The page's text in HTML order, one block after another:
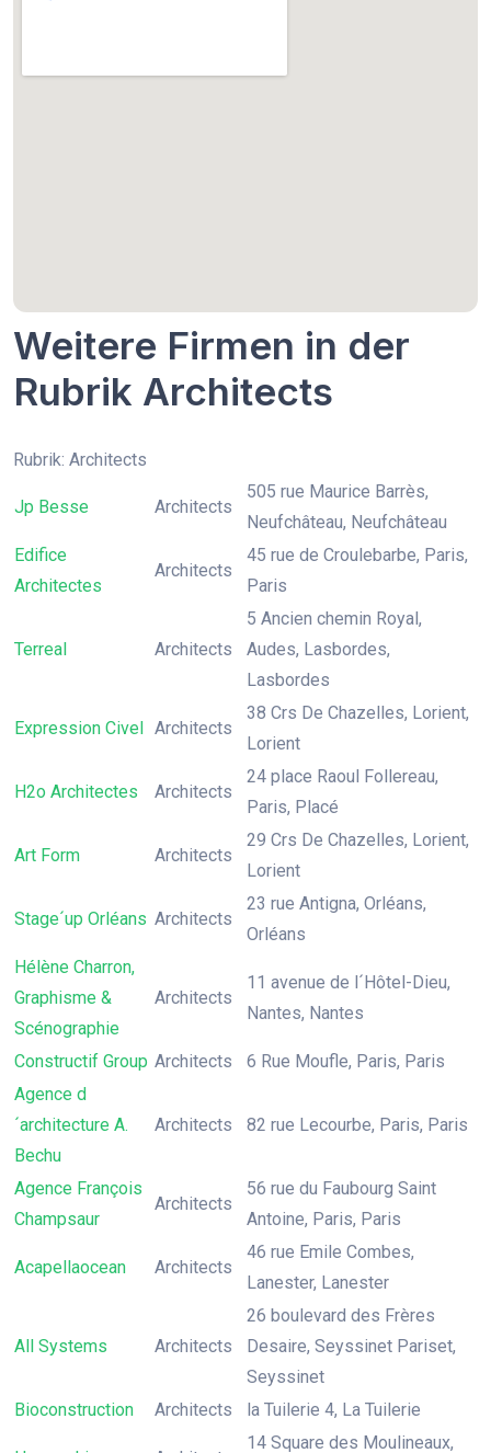
Weitere Firmen in der
Rubrik Architects
Rubrik: Architects
Jp Besse Architects
505 rue Maurice Barrès,
Neufchâteau, Neufchâteau
Edifice
Architectes
Architects
45 rue de Croulebarbe, Paris,
Paris
Terreal Architects
5 Ancien chemin Royal,
Audes, Lasbordes,
Lasbordes
Expression Civel Architects
38 Crs De Chazelles, Lorient,
Lorient
H2o Architectes Architects
24 place Raoul Follereau,
Paris, Placé
Art Form Architects
29 Crs De Chazelles, Lorient,
Lorient
Stage´up Orléans Architects
23 rue Antigna, Orléans,
Orléans
Hélène Charron,
Graphisme &
Scénographie
Architects
11 avenue de l´Hôtel-Dieu,
Nantes, Nantes
Constructif Group Architects
6 Rue Moufle, Paris, Paris
Agence d
´architecture A.
Bechu
Architects 82 rue Lecourbe, Paris, Paris
Agence François
Champsaur
Architects
56 rue du Faubourg Saint
Antoine, Paris, Paris
Acapellaocean Architects
46 rue Emile Combes,
Lanester, Lanester
All Systems Architects
26 boulevard des Frères
Desaire, Seyssinet Pariset,
Seyssinet
Bioconstruction
Architects la Tuilerie 4, La Tuilerie
14 Square des Moulineaux,